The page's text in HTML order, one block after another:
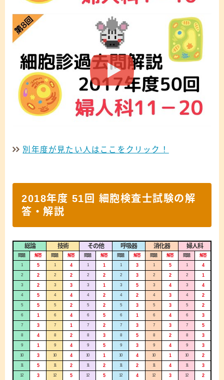
別年度が見たい人はここをクリック！
2018年度 51回 細胞検査士試験の解
答・解説
総論 技術 その他 呼吸器 消化器 婦人科
問題 解答 問題 解答 問題 解答 問題 解答 問題 解答 問題 解答
1 5 1 4 1 1 1 3 1 5 1 4
2 2 2 2 2 2 2 3 2 2 2 1
3 2 3 3 3 1 3 5 3 4 3 4
4 5 4 4 4 2 4 2 4 3 4 2
5 5 5 2 5 2 5 3 5 3 5 2
6 1 6 4 6 5 6 1 6 4 6 3
7 3 7 1 7 2 7 3 7 3 7 5
8 4 8 2 8 3 8 5 8 2 8 3
9 1 9 4 9 5 9 3 9 4 9 3
10 3 10 4 10 1 10 4 10 1 10 2
11 5 11 2 11 2 11 2 11 4 11 3
12 3 12 5 12 5 12 4 12 3 12 2